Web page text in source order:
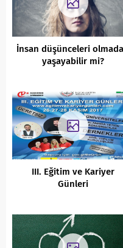
İnsan düşünceleri
yaşayabilir mi?
III. Eğitim ve Kariyer
Günleri